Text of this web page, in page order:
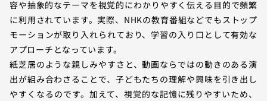
容や抽象的なテーマを視覚的にわかりやすく伝える目的で頻繁
に利用されています。実際、NHKの教育番組などでもストップ
モーションが取り入れられており、学習の入り口として有効な
アプローチとなっています。
紙芝居のような親しみやすさと、動画ならではの動きのある演
出が組み合わさることで、子どもたちの理解や興味を引き出し
やすくなるのです。加えて、視覚的な記憶に残りやすいため、